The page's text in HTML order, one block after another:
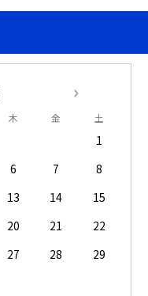
木 金 土
1
6 7
8
13 14
15
20 21
22
27 28
29